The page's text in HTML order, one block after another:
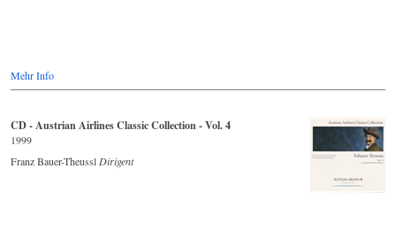
Mehr Info
CD - Austrian Airlines Classic Collection - Vol. 4
1999
Franz Bauer-Theussl Dirigent